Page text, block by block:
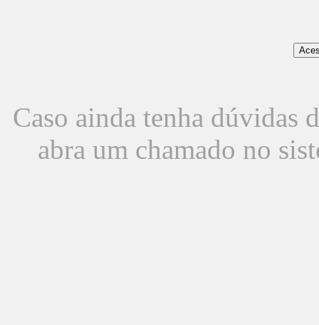
Caso ainda tenha dúvidas
abra um chamado no